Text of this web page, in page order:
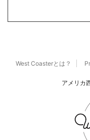
West Coasterとは？
アメリカ